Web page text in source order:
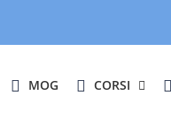
MOG CORSI